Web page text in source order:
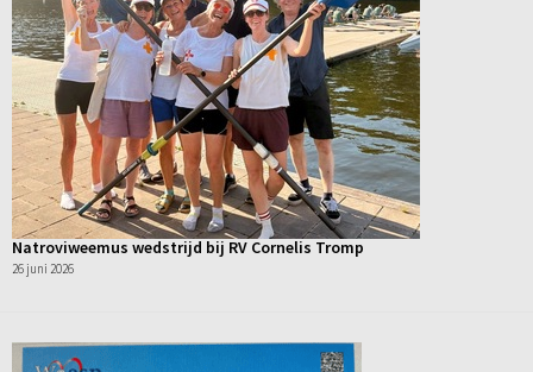
Natroviweemus wedstrijd bij RV Cornelis Tromp
26 juni 2026